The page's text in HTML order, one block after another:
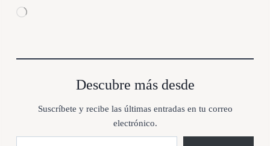
C
a
Descubre más desde
Suscríbete y recibe las últimas entradas en tu correo
electrónico.
Escribe tu correo electrónico…